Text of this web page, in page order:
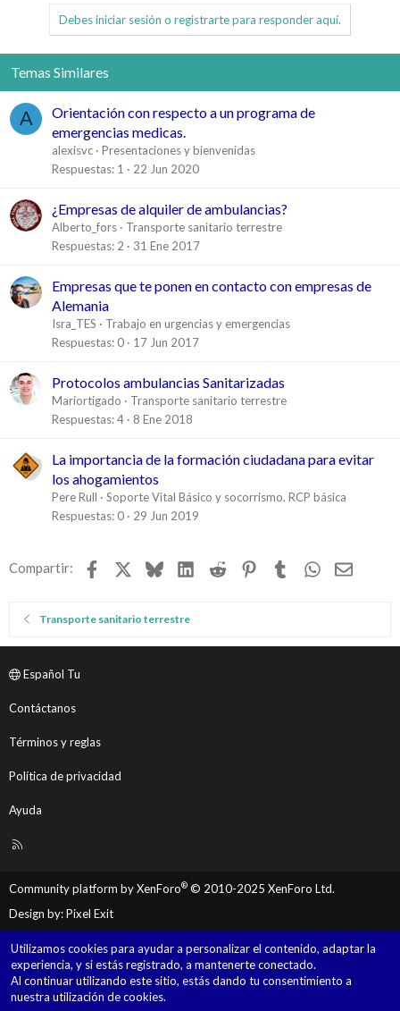
Debes iniciar sesión o registrarte para responder aquí.
Temas Similares
A
Orientación con respecto a un programa de
emergencias medicas.
alexisvc
Presentaciones y bienvenidas
Respuestas 1 22 Jun 2020
¿Empresas de alquiler de ambulancias?
Alberto_fors
Transporte sanitario terrestre
Respuestas 2 31 Ene 2017
Empresas que te ponen en contacto con empresas de
Alemania
Isra_TES
Trabajo en urgencias y emergencias
Respuestas 0 17 Jun 2017
Protocolos ambulancias Sanitarizadas
Mariortigado
Transporte sanitario terrestre
Respuestas 4 8 Ene 2018
La importancia de la formación ciudadana para evitar
los ahogamientos
Pere Rull
Soporte Vital Básico y socorrismo. RCP básica
Respuestas 0 29 Jun 2019
Compartir: Facebook BlueskyLinkedIn
Reddit Pinterest
TumblrWhatsApp
Email
Transporte sanitario terrestre
Español Tu
Contáctanos
Términos y reglas
Política de privacidad
Ayuda
R
Community platform by XenForo® © 2010-2025 XenForo Ltd.
Design by:Pixel Exit
Utilizamos cookies para ayudar a personalizar el contenido, adaptar la
experiencia, y si estás registrado, a mantenerte conectado.
Al continuar utilizando este sitio, estás dando tu consentimiento a
nuestra utilización de cookies.